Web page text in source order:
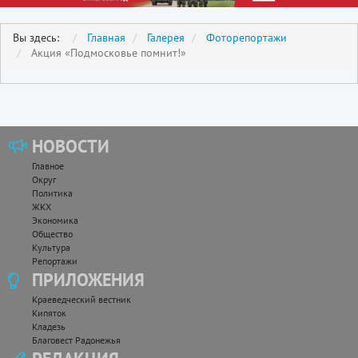
Вы здесь: Главная Галерея
Фоторепортажи
Акция «Подмосковье помнит!»
НОВОСТИ
Главное
Округ
Политика
ЖКХ
Экономика
Общество
Культура
Репортажи
ПРИЛОЖЕНИЯ
Краеведческий вестник
Кипяток
Кладезь
Благовест Радонежья